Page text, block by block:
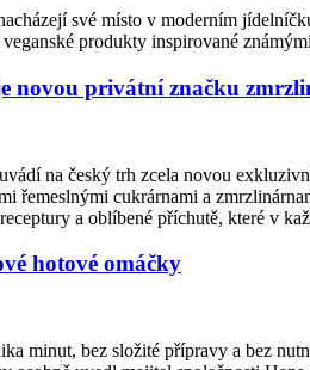
své místo v moderním
veganské produkty inspirované
novou privátní značku
na český trh zcela novou
řemeslnými cukrárnami a
a oblíbené příchutě, které v
hotové omáčky
minut, bez složité přípravy a bez